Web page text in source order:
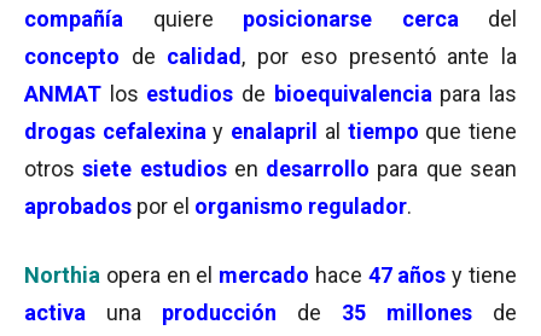
compañía quiere posicionarse cerca
del
concepto de calidad , por eso presentó ante la
ANMAT los estudios de bioequivalencia para las
drogas cefalexina y enalapril al tiempo que tiene
otrossiete estudiosen desarrollo para que sean
aprobados por el organismo regulador.
Northia opera en el mercado hace 47 años y tiene
activa una producción de 35 millones de